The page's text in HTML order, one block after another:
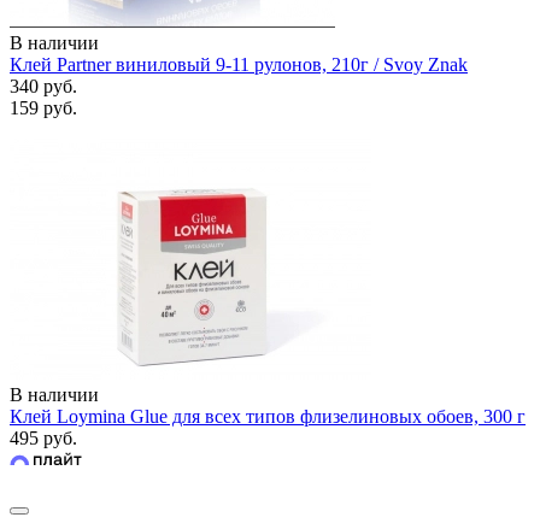
В наличии
Клей Partner виниловый 9-11 рулонов, 210г / Svoy Znak
340 руб.
159 руб.
В наличии
Клей Loymina Glue для всех типов флизелиновых обоев, 300 г
495 руб.